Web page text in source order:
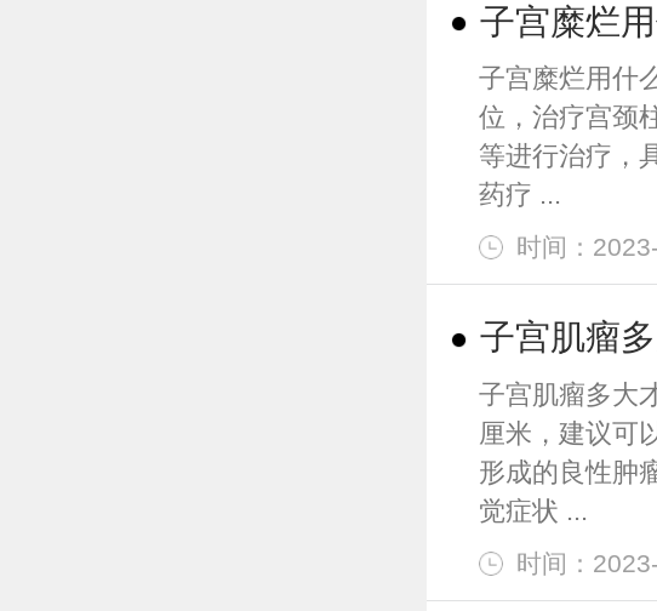
子宫糜烂
子宫糜烂用什
位，治疗宫颈
等进行治疗，
药疗 ...
时间：
子宫肌瘤
子宫肌瘤多大
厘米，建议可
形成的良性肿
觉症状 ...
时间：